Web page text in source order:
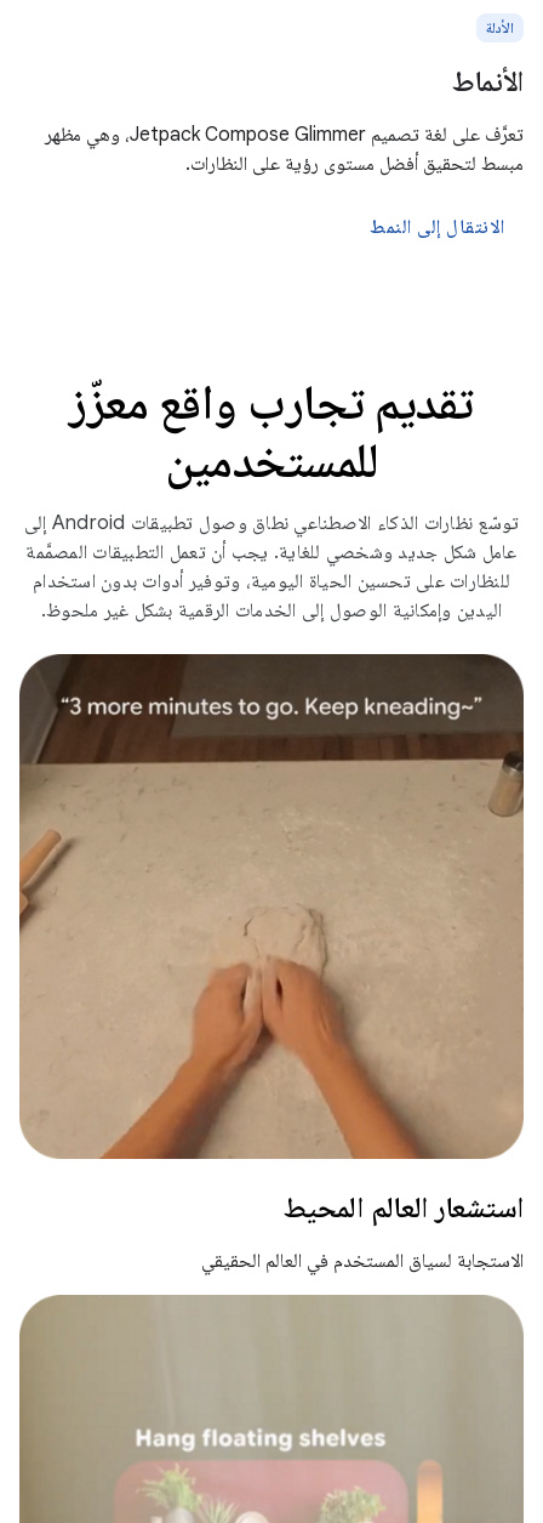
الأدلة
الأنماط
تعرَّف على لغة تصميم Jetpack Compose Glimmer، وهي مظهر
مبسط لتحقيق أفضل مستوى رؤية على النظارات.
الانتقال إلى النمط
تقديم تجارب واقع معزّز
للمستخدمين
توسّع نظارات الذكاء الاصطناعي نطاق وصول تطبيقات Android إلى
عامل شكل جديد وشخصي للغاية. يجب أن تعمل التطبيقات المصمَّمة
للنظارات على تحسين الحياة اليومية، وتوفير أدوات بدون استخدام
اليدين وإمكانية الوصول إلى الخدمات الرقمية بشكل غير ملحوظ.
استشعار العالم المحيط
الاستجابة لسياق المستخدم في العالم الحقيقي